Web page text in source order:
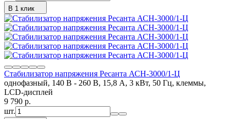
В 1 клик
Стабилизатор напряжения Ресанта АСН-3000/1-Ц
однофазный, 140 В - 260 В, 15,8 А, 3 кВт, 50 Гц, клеммы,
LCD-дисплей
9 790 p.
шт.